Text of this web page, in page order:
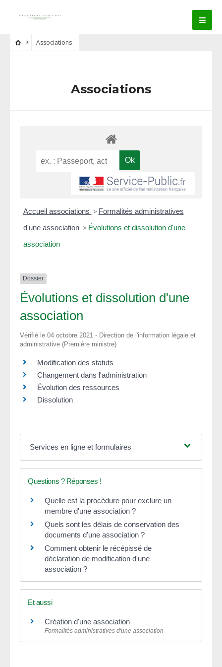
Associations
Associations
Accueil associations > Formalités administratives
d'une association > Évolutions et dissolution d'une
association
Dossier
Évolutions et dissolution d'une
association
Vérifié le 04 octobre 2021 - Direction de l'information légale et
administrative (Première ministre)
Modification des statuts
Changement dans l'administration
Évolution des ressources
Dissolution
Services en ligne et formulaires
Questions ? Réponses !
Quelle est la procédure pour exclure un
membre d'une association ?
Quels sont les délais de conservation des
documents d'une association ?
Comment obtenir le récépissé de
déclaration de modification d'une
association ?
Et aussi
Création d'une association
Formalités administratives d'une association